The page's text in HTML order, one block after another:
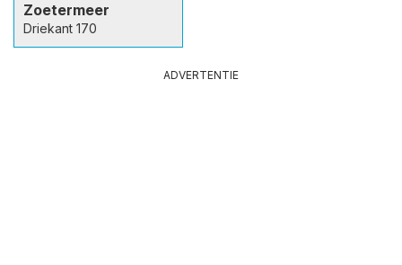
Zoetermeer
Driekant 170
ADVERTENTIE